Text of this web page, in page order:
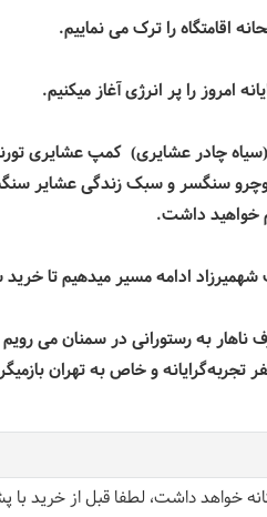
اقامتگاه را ترک می نماییم.
امروز را پر انرژی آغاز میکنیم.
چادر عشایری) کمپ عشایری
کوچرو سنگسر و سبک زندگی عشایر
خواهید داشت.
ادامه مسیر میدهیم تا خرید
به رستورانی در سمنان می
و خاص به تهران
خواهد داشت، لطفا قبل از خرید با